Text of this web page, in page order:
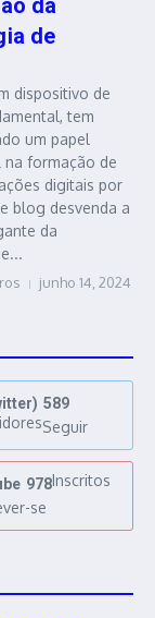
da
de
dispositivo de
tem
um papel
formação de
digitais por
blog desvenda a
da
junho 14, 2024
589
Seguir
978Inscritos
se